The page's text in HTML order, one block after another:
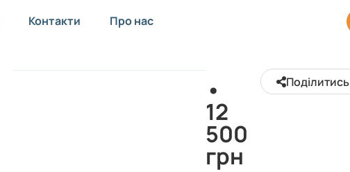
Контакти Про нас
•
12
500
грн
Поділитись